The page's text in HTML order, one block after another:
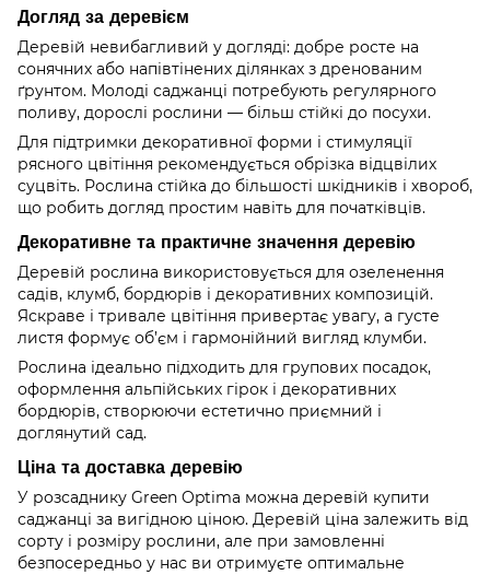
Догляд за деревієм
Деревій невибагливий у догляді: добре росте на
сонячних або напівтінених ділянках з дренованим
ґрунтом. Молоді саджанці потребують регулярного
поливу, дорослі рослини — більш стійкі до посухи.
Для підтримки декоративної форми і стимуляції
рясного цвітіння рекомендується обрізка відцвілих
суцвіть. Рослина стійка до більшості шкідників і хвороб,
що робить догляд простим навіть для початківців.
Декоративне та практичне значення деревію
Деревій рослина використовується для озеленення
садів, клумб, бордюрів і декоративних композицій.
Яскраве і тривале цвітіння привертає увагу, а густе
листя формує об’єм і гармонійний вигляд клумби.
Рослина ідеально підходить для групових посадок,
оформлення альпійських гірок і декоративних
бордюрів, створюючи естетично приємний і
доглянутий сад.
Ціна та доставка деревію
У розсаднику Green Optima можна деревій купити
саджанці за вигідною ціною. Деревій ціна залежить від
сорту і розміру рослини, але при замовленні
безпосередньо у нас ви отримуєте оптимальне